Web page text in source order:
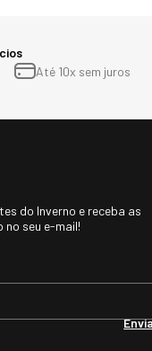
Até 10x sem juros
do Inverno e receba as
no seu e-mail!